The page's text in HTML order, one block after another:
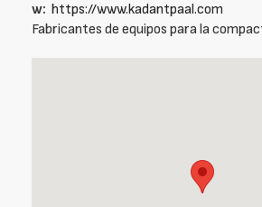
w: https://www.kadantpaal.com
Fabricantes de equipos para la